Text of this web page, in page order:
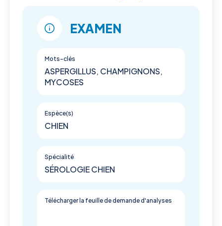
EXAMEN
Mots-clés
ASPERGILLUS, CHAMPIGNONS,
MYCOSES
Espèce(s)
CHIEN
Spécialité
SÉROLOGIE CHIEN
Télécharger la feuille de demande d'analyses